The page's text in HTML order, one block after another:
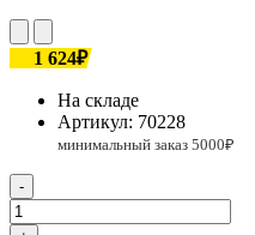
1 624₽
На складе
Артикул: 70228
-